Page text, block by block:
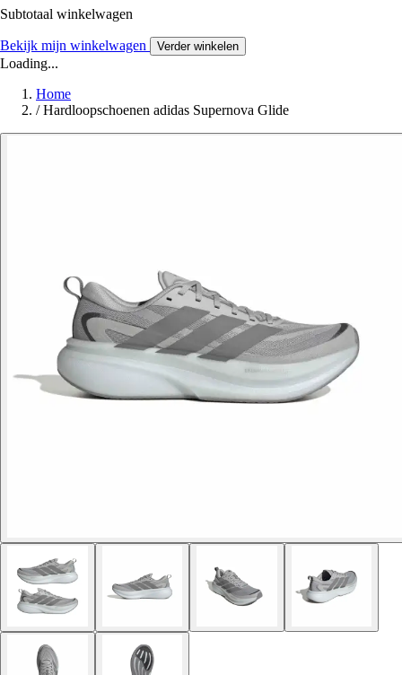
Subtotaal winkelwagen
Bekijk mijn winkelwagen Verder winkelen
Loading...
Home
/ Hardloopschoenen adidas Supernova Glide